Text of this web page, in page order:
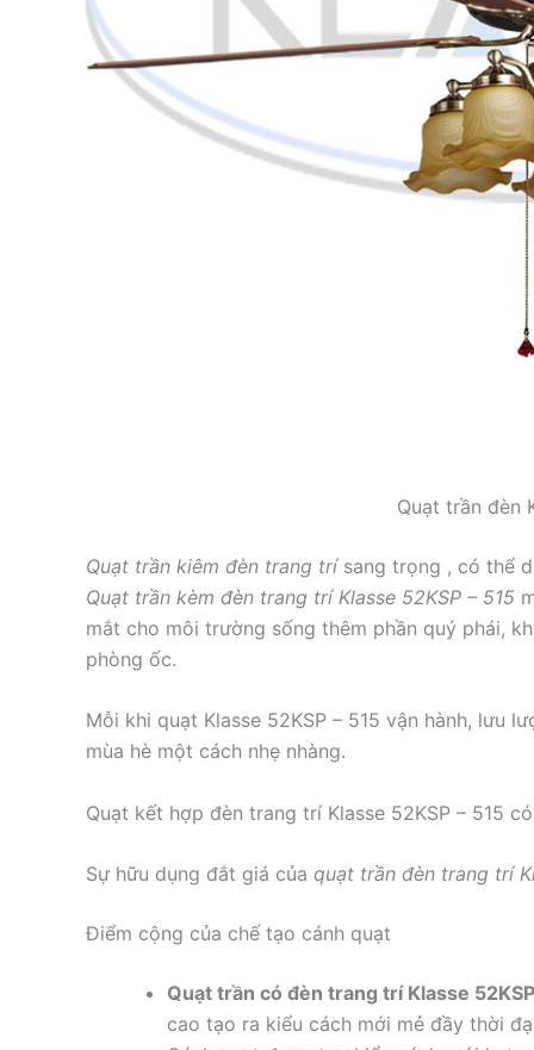
Quạt trần đèn
Quạt trần kiêm đèn trang trísang trọng , có thể
Quạt trần kèm đèn trang trí Klasse 52KSP – 515
mắt cho môi trường sống thêm phần quý phái,
phòng ốc.
Mỗi khi quạt Klasse 52KSP – 515 vận hành, lưu
mùa hè một cách nhẹ nhàng.
Quạt kết hợp đèn trang trí Klasse 52KSP – 515
Sự hữu dụng đắt giá của quạt trần đèn trang trí
Điểm cộng của chế tạo cánh quạt
Quạt trần có đèn trang trí Klasse
cao tạo ra kiểu cách mới mẻ đầy thời